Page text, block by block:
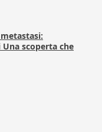
scoperta che